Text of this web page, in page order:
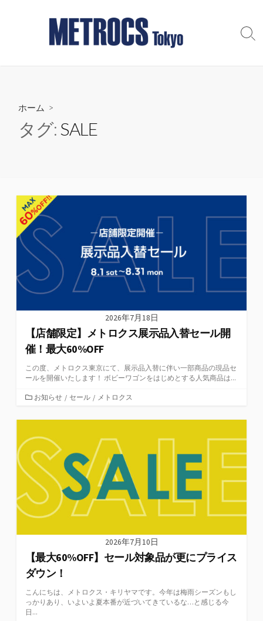
ツ
検
ホーム >
タグ:SALE
2026年7月18日
【店舗限定】メトロクス展示品入替セール開
催！最大60%OFF
この度、メトロクス東京にて、展示品入替に伴い一部商品の現品セ
ールを開催いたします！ ボビーワゴンをはじめとする人気商品は...
カ
ゴ
ー
お知らせ / セール / メトロクス
2026年7月10日
【最大60%OFF】セール対象品が更にプライス
ダウン！
こんにちは、メトロクス・キリヤマです。今年は梅雨シーズンもし
っかりあり、いよいよ夏本番が近づいてきているな…と感じる今
日...